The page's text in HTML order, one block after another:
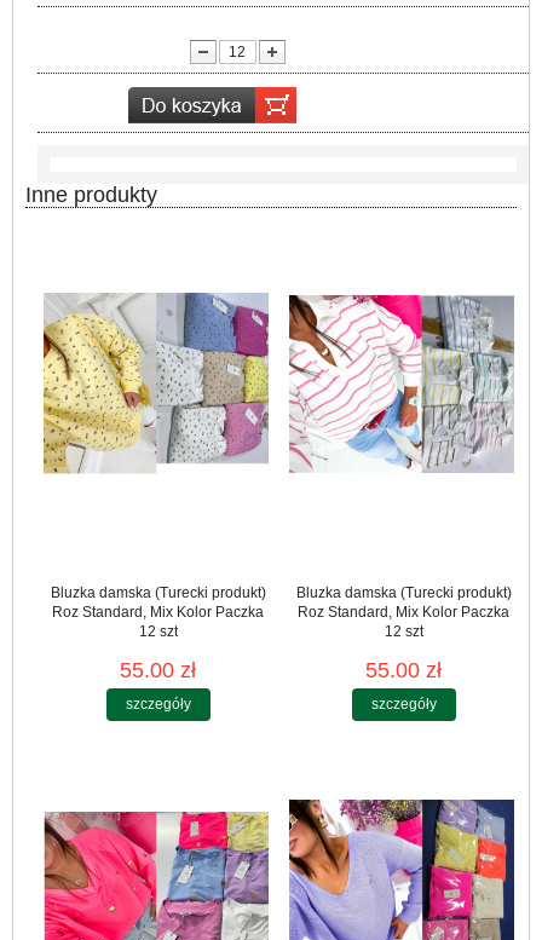
Inne produkty
Bluzka damska (Turecki produkt)
Roz Standard, Mix Kolor Paczka
12 szt
55.00 zł
szczegóły
Bluzka damska (Turecki produkt)
Roz Standard, Mix Kolor Paczka
12 szt
55.00 zł
szczegóły